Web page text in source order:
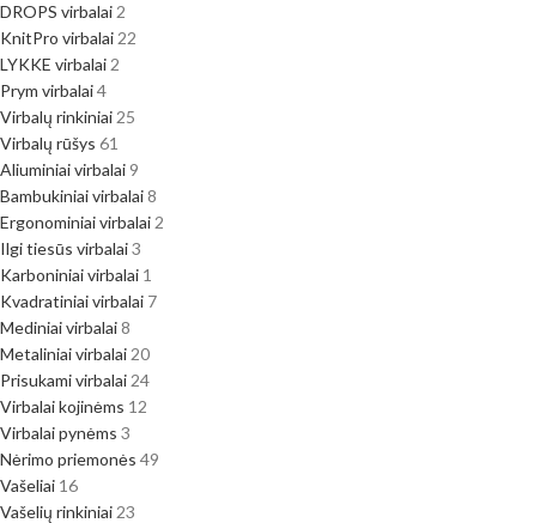
DROPS virbalai 2
KnitPro virbalai 22
LYKKE virbalai 2
Prym virbalai4
Virbalų rinkiniai 25
Virbalų rūšys 61
Aliuminiai virbalai 9
Bambukiniai virbalai8
Ergonominiai virbalai 2
Ilgi tiesūs virbalai3
Karboniniai virbalai 1
Kvadratiniai virbalai 7
Mediniai virbalai8
Metaliniai virbalai 20
Prisukami virbalai 24
Virbalai kojinėms 12
Virbalai pynėms 3
Nėrimo priemonės 49
Vašeliai 16
Vašelių rinkiniai 23